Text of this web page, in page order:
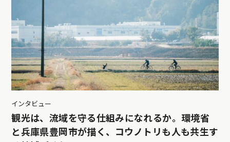
インタビュー
観光は、流域を守る仕組みになれるか。環境省
と兵庫県豊岡市が描く、コウノトリも人も共生す